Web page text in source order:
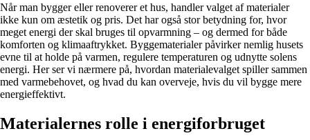
Når man bygger eller renoverer et hus, handler valget af materialer
ikke kun om æstetik og pris. Det har også stor betydning for, hvor
meget energi der skal bruges til opvarmning – og dermed for både
komforten og klimaaftrykket. Byggematerialer påvirker nemlig husets
evne til at holde på varmen, regulere temperaturen og udnytte solens
energi. Her ser vi nærmere på, hvordan materialevalget spiller sammen
med varmebehovet, og hvad du kan overveje, hvis du vil bygge mere
energieffektivt.
Materialernes rolle i energiforbruget